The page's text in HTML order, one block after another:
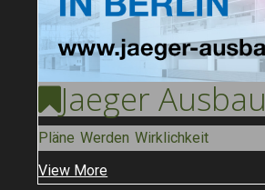
Jaeger Ausbau
Pläne Werden Wirklichkeit
View More